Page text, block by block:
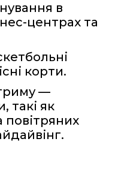
в
центрах та
корти.
—
такі як
повітряних